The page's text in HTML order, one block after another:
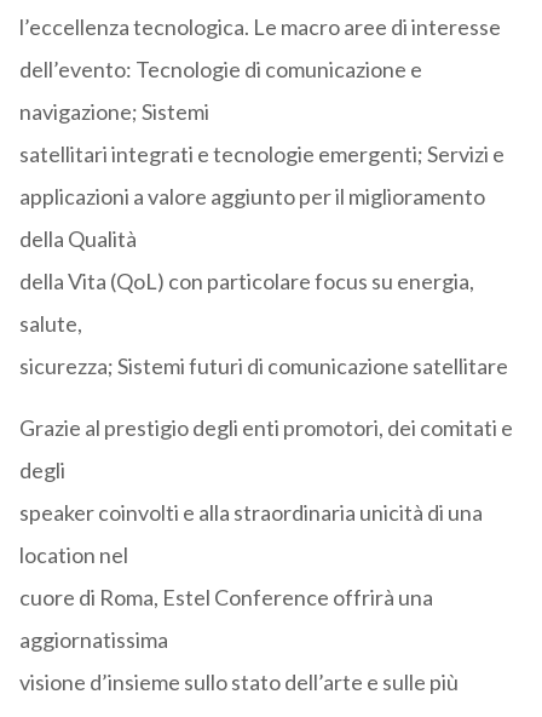
l’eccellenza tecnologica. Le macro aree di interesse
dell’evento: Tecnologie di comunicazione e
navigazione; Sistemi
satellitari integrati e tecnologie emergenti; Servizi e
applicazioni a valore aggiunto per il miglioramento
della Qualità
della Vita (QoL) con particolare focus su energia,
salute,
sicurezza; Sistemi futuri di comunicazione satellitare
Grazie al prestigio degli enti promotori, dei comitati e
degli
speaker coinvolti e alla straordinaria unicità di una
location nel
cuore di Roma, Estel Conference offrirà una
aggiornatissima
visione d’insieme sullo stato dell’arte e sulle più